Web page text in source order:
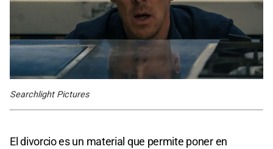
Searchlight Pictures
El divorcio es un material que permite poner en